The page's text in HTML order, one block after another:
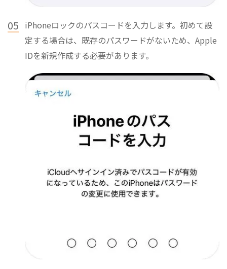
05 iPhoneロックのパスコードを入力します。初めて設
定する場合は、既存のパスワードがないため、Apple
IDを新規作成する必要があります。